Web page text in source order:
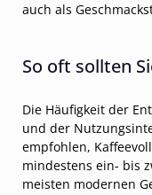
auch als
So oft sollten
Die Häufigkeit der
und der
empfohlen,
mindestens ein- bis
meisten modernen